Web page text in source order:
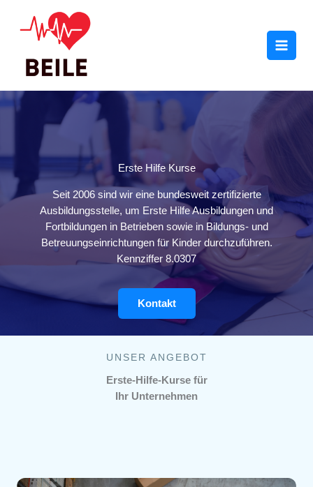
springen
Erste Hilfe Kurse
Seit 2006 sind wir eine bundesweit zertifizierte
Ausbildungsstelle, um Erste Hilfe Ausbildungen und
Fortbildungen in Betrieben sowie in Bildungs- und
Betreuungseinrichtungen für Kinder durchzuführen.
Kennziffer 8.0307
Kontakt
UNSER ANGEBOT
Erste-Hilfe-Kurse für
Ihr Unternehmen